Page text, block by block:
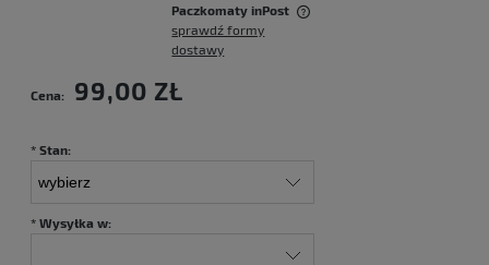
Paczkomaty inPost
Cena nie zawiera ewentualnych kosztów płatności
sprawdź formy
dostawy
Cena: 99,00 ZŁ
* Stan:
* Wysyłka w: